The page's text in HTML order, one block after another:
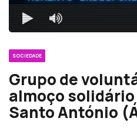
SOCIEDADE
Grupo de
almoço
Santo António